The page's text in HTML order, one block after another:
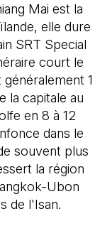
Mai est la
elle dure
SRT Special
court le
1
la capitale au
en 8 à 12
dans le
souvent plus
la région
Ubon
de l'Isan.